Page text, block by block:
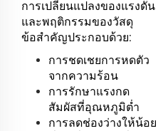
การเปลี่ยนแปลงของแรงดัน
และพฤติกรรมของวัสดุ
ข้อสําคัญประกอบด้วย:
การชดเชยการหดตัว
จากความร้อน
การรักษาแรงกด
สัมผัสที่อุณหภูมิต่ำ
การลดช่องว่างให้น้อย